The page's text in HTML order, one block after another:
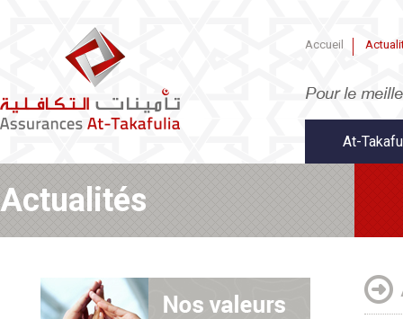
Accueil
At-
Actualités